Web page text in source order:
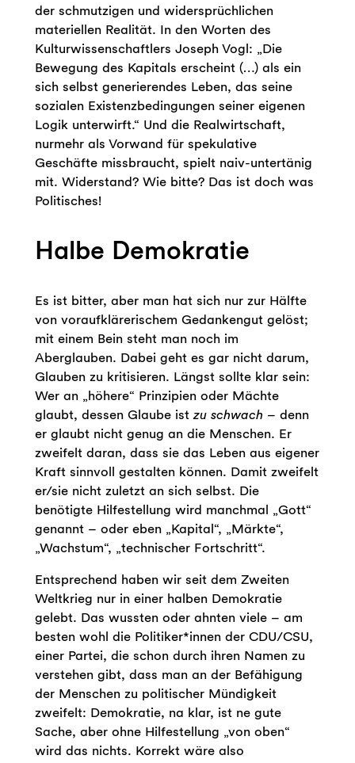
der schmutzigen und widersprüchlichen
materiellen Realität. In den Worten des
Kulturwissenschaftlers Joseph Vogl: „Die
Bewegung des Kapitals erscheint (…) als ein
sich selbst generierendes Leben, das seine
sozialen Existenzbedingungen seiner eigenen
Logik unterwirft.“ Und die Realwirtschaft,
nurmehr als Vorwand für spekulative
Geschäfte missbraucht, spielt naiv-untertänig
mit. Widerstand? Wie bitte? Das ist doch was
Politisches!
Halbe Demokratie
Es ist bitter, aber man hat sich nur zur Hälfte
von voraufklärerischem Gedankengut gelöst;
mit einem Bein steht man noch im
Aberglauben. Dabei geht es gar nicht darum,
Glauben zu kritisieren. Längst sollte klar sein:
Wer an „höhere“ Prinzipien oder Mächte
glaubt, dessen Glaube ist zu schwach – denn
er glaubt nicht genug an die Menschen. Er
zweifelt daran, dass sie das Leben aus eigener
Kraft sinnvoll gestalten können. Damit zweifelt
er/sie nicht zuletzt an sich selbst. Die
benötigte Hilfestellung wird manchmal „Gott“
genannt – oder eben „Kapital“, „Märkte“,
„Wachstum“, „technischer Fortschritt“.
Entsprechend haben wir seit dem Zweiten
Weltkrieg nur in einer halben Demokratie
gelebt. Das wussten oder ahnten viele – am
besten wohl die Politiker*innen der CDU/CSU,
einer Partei, die schon durch ihren Namen zu
verstehen gibt, dass man an der Befähigung
der Menschen zu politischer Mündigkeit
zweifelt: Demokratie, na klar, ist ne gute
Sache, aber ohne Hilfestellung „von oben“
wird das nichts. Korrekt wäre also